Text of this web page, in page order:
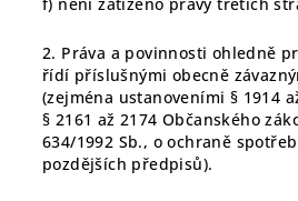
2. Práva a povinnosti ohledně
řídí příslušnými obecně
(zejména ustanoveními § 1914
§ 2161 až 2174 Občanského
634/1992 Sb., o ochraně
pozdějších předpisů).